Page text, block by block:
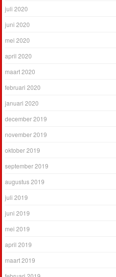
juli 2020
juni 2020
mei 2020
april 2020
maart 2020
februari 2020
januari 2020
december 2019
november 2019
oktober 2019
september 2019
augustus 2019
juli 2019
juni 2019
mei 2019
april 2019
maart 2019